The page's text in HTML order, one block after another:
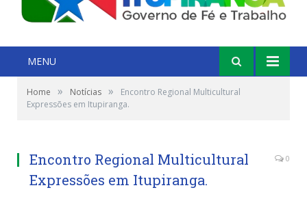
MENU
Home » Notícias »
Encontro Regional Multicultural
Expressões em Itupiranga.
Encontro Regional Multicultural
Expressões em Itupiranga.
0